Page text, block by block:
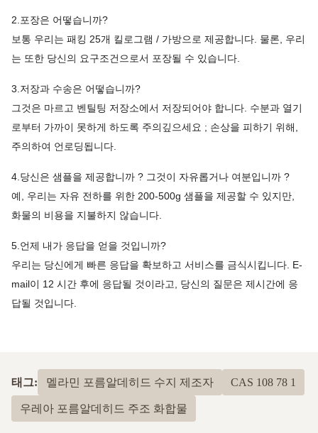
2.포장은 어떻습니까?
보통 우리는 패킹 25개 킬로그램 / 가방으로 제공합니다. 물론, 우리
는 또한 당신의 요구조건으로서 포장될 수 있습니다.
3.저장과 수송은 어떻습니까?
그것은 마르고 벤틸팅 저장소에서 저장되어야 합니다. 수분과 열기
로부터 가까이 못하게 하도록 주의깊으세요 ; 손상을 피하기 위해,
주의하여 언로딩됩니다.
4.당신은 샘플을 제공합니까 ? 그것이 자유롭거나 여분입니까 ?
예, 우리는 자유 전하를 위한 200-500g 샘플을 제공할 수 있지만,
화물의 비용을 지불하지 않습니다.
5.언제 내가 응답을 얻을 것입니까?
우리는 당신에게 빠른 응답을 확보하고 서비스를 금식시킵니다. E-
mail이 12 시간 후에 응답될 것이라고, 당신의 질문은 제시간에 응
답될 것입니다.
태그: 멜라민 포름알데히드 수지 제조자 CAS 108 78 1
우레아 포름알데히드 주조 화합물